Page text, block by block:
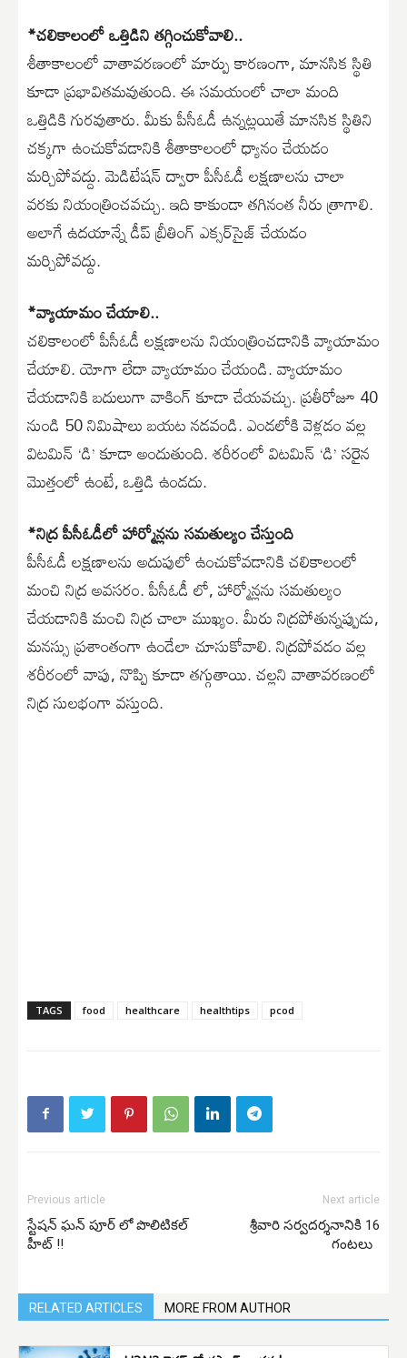
*చలికాలంలో ఒత్తిడిని తగ్గించుకోవాలి..
శీతాకాలంలో వాతావరణంలో మార్పు కారణంగా, మానసిక స్థితి
కూడా ప్రభావితమవుతుంది. ఈ సమయంలో చాలా మంది
ఒత్తిడికి గురవుతారు. మీకు పీసీఓడీ ఉన్నట్లయితే మానసిక స్థితిని
చక్కగా ఉంచుకోవడానికి శీతాకాలంలో ధ్యానం చేయడం
మర్చిపోవద్దు. మెడిటేషన్ ద్వారా పీసీఓడీ లక్షణాలను చాలా
వరకు నియంత్రించవచ్చు. ఇది కాకుండా తగినంత నీరు త్రాగాలి.
అలాగే ఉదయాన్నే డీప్ బ్రీతింగ్ ఎక్సర్‌సైజ్ చేయడం
మర్చిపోవద్దు.
*వ్యాయామం చేయాలి..
చలికాలంలో పీసీఓడీ లక్షణాలను నియంత్రించడానికి వ్యాయామం
చేయాలి. యోగా లేదా వ్యాయామం చేయండి. వ్యాయామం
చేయడానికి బదులుగా వాకింగ్ కూడా చేయవచ్చు. ప్రతీరోజూ 40
నుండి 50 నిమిషాలు బయట నడవండి. ఎండలోకి వెళ్లడం వల్ల
విటమిన్ ‘డి’ కూడా అందుతుంది. శరీరంలో విటమిన్ ‘డి’ సరైన
మొత్తంలో ఉంటే, ఒత్తిడి ఉండదు.
*నిద్ర పీసీఓడీలో హార్మోన్లను సమతుల్యం చేస్తుంది
పీసీఓడీ లక్షణాలను అదుపులో ఉంచుకోవడానికి చలికాలంలో
మంచి నిద్ర అవసరం. పీసీఓడీ లో, హార్మోన్లను సమతుల్యం
చేయడానికి మంచి నిద్ర చాలా ముఖ్యం. మీరు నిద్రపోతున్నప్పుడు,
మనస్సు ప్రశాంతంగా ఉండేలా చూసుకోవాలి. నిద్రపోవడం వల్ల
శరీరంలో వాపు, నొప్పి కూడా తగ్గుతాయి. చల్లని వాతావరణంలో
నిద్ర సులభంగా వస్తుంది.
TAGS food healthcare healthtips pcod
Previous article
స్టేషన్ ఘన్ పూర్ లో పొలిటికల్
హీట్ !!
Next article
శ్రీవారి సర్వదర్శనానికి 16
గంటలు
RELATED ARTICLES MORE FROM AUTHOR